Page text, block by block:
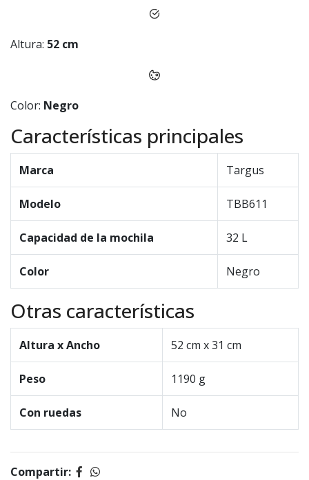
Altura: 52 cm
Color: Negro
Características principales
Marca Targus
Modelo TBB611
Capacidad de la mochila 32 L
Color Negro
Otras características
Altura x Ancho 52 cm x 31 cm
Peso 1190 g
Con ruedas No
Compartir: